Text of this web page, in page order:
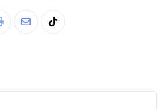
ShareTiktok